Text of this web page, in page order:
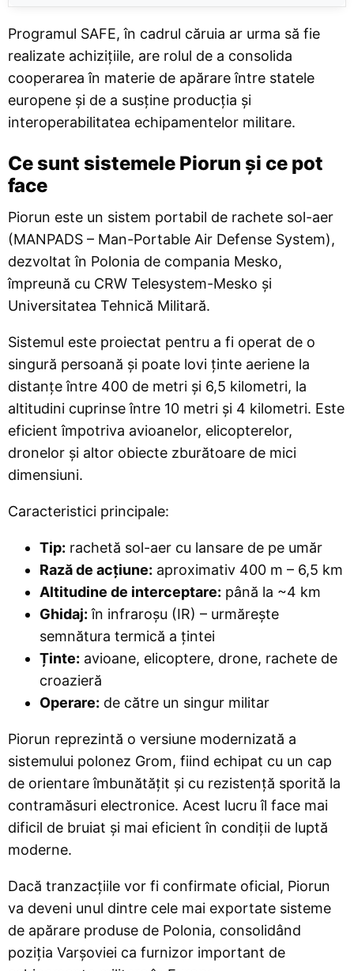
Programul SAFE, în cadrul căruia ar urma să fie
realizate achizițiile, are rolul de a consolida
cooperarea în materie de apărare între statele
europene și de a susține producția și
interoperabilitatea echipamentelor militare.
Ce sunt sistemele Piorun și ce pot
face
Piorun este un sistem portabil de rachete sol-aer
(MANPADS – Man-Portable Air Defense System),
dezvoltat în Polonia de compania Mesko,
împreună cu CRW Telesystem-Mesko și
Universitatea Tehnică Militară.
Sistemul este proiectat pentru a fi operat de o
singură persoană și poate lovi ținte aeriene la
distanțe între 400 de metri și 6,5 kilometri, la
altitudini cuprinse între 10 metri și 4 kilometri. Este
eficient împotriva avioanelor, elicopterelor,
dronelor și altor obiecte zburătoare de mici
dimensiuni.
Caracteristici principale:
Tip: rachetă sol-aer cu lansare de pe umăr
Rază de acțiune: aproximativ 400 m – 6,5 km
Altitudine de interceptare: până la ~4 km
Ghidaj: în infraroșu (IR) – urmărește
semnătura termică a țintei
Ținte: avioane, elicoptere, drone, rachete de
croazieră
Operare: de către un singur militar
Piorun reprezintă o versiune modernizată a
sistemului polonez Grom, fiind echipat cu un cap
de orientare îmbunătățit și cu rezistență sporită la
contramăsuri electronice. Acest lucru îl face mai
dificil de bruiat și mai eficient în condiții de luptă
moderne.
Dacă tranzacțiile vor fi confirmate oficial, Piorun
va deveni unul dintre cele mai exportate sisteme
de apărare produse de Polonia, consolidând
poziția Varșoviei ca furnizor important de